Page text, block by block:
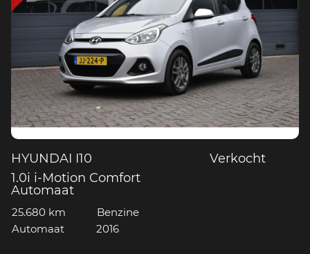
HYUNDAI I10
1.0i i-Motion Comfort
Automaat
Verkocht
25.680 km
Benzine
Automaat
2016